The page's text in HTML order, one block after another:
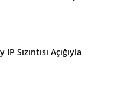
Sızıntısı Açığıyla